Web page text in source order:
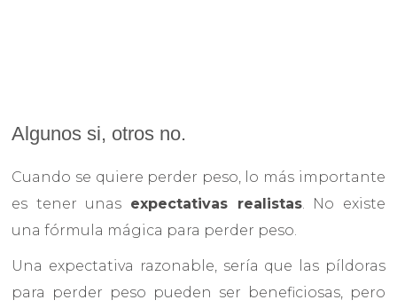
Algunos si, otros no.
Cuando se quiere perder peso, lo más importante
es tener unas expectativas realistas. No existe
una fórmula mágica para perder peso.
Una expectativa razonable, sería que las píldoras
para perder peso pueden ser beneficiosas, pero